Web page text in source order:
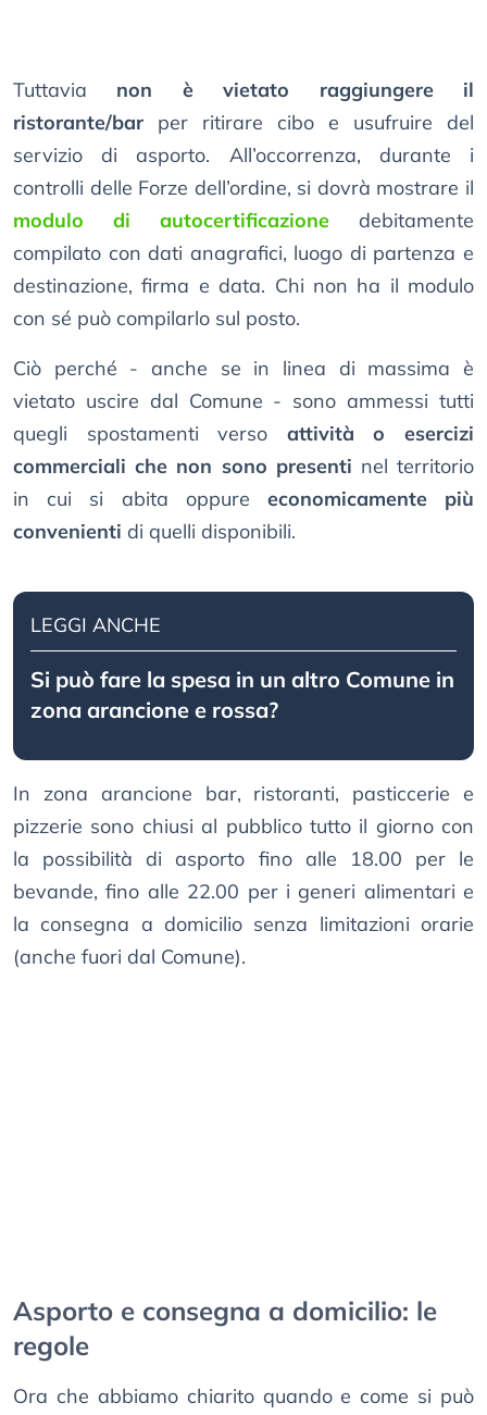
Tuttavia non è vietato raggiungere il
ristorante/bar per ritirare cibo e usufruire del
servizio di asporto. All’occorrenza, durante i
controlli delle Forze dell’ordine, si dovrà mostrare il
modulo di autocertificazione debitamente
compilato con dati anagrafici, luogo di partenza e
destinazione, firma e data. Chi non ha il modulo
con sé può compilarlo sul posto.
Ciò perché - anche se in linea di massima è
vietato uscire dal Comune - sono ammessi tutti
quegli spostamenti verso attività o esercizi
commerciali che non sono presenti nel territorio
in cui si abita oppure economicamente più
convenienti di quelli disponibili.
LEGGI ANCHE
Si può fare la spesa in un altro Comune in
zona arancione e rossa?
In zona arancione bar, ristoranti, pasticcerie e
pizzerie sono chiusi al pubblico tutto il giorno con
la possibilità di asporto fino alle 18.00 per le
bevande, fino alle 22.00 per i generi alimentari e
la consegna a domicilio senza limitazioni orarie
(anche fuori dal Comune).
Asporto e consegna a domicilio: le
regole
Ora che abbiamo chiarito quando e come si può